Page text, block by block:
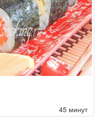
45 минут